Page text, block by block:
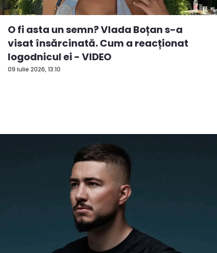
09 iulie 2026, 13:10
O fi asta un semn? Vlada Boțan s-a
visat însărcinată. Cum a reacționat
logodnicul ei - VIDEO